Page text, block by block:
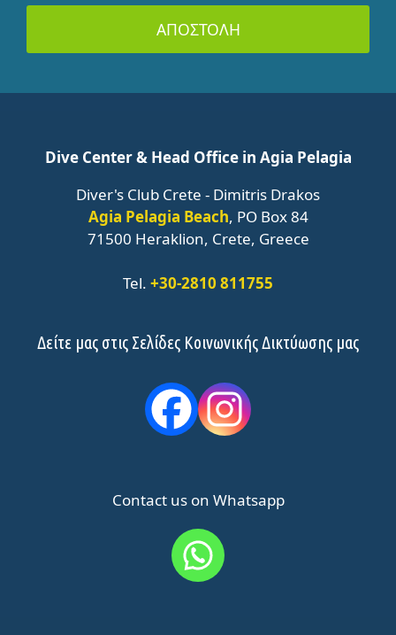
ΑΠΟΣΤΟΛΗ
Dive Center & Head Office in Agia Pelagia
Diver's Club Crete - Dimitris Drakos
Agia Pelagia Beach, PO Box 84
71500 Heraklion, Crete, Greece
Tel. +30-2810 811755
Δείτε μας στις Σελίδες Κοινωνικής Δικτύωσης μας
Contact us on Whatsapp